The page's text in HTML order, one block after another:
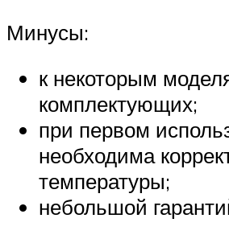
Минусы:
к некоторым
комплектующих;
при первом
необходима
температуры;
небольшой